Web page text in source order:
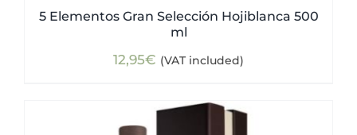
5 Elementos Gran Selección Hojiblanca 500
ml
12,95€ (VAT included)